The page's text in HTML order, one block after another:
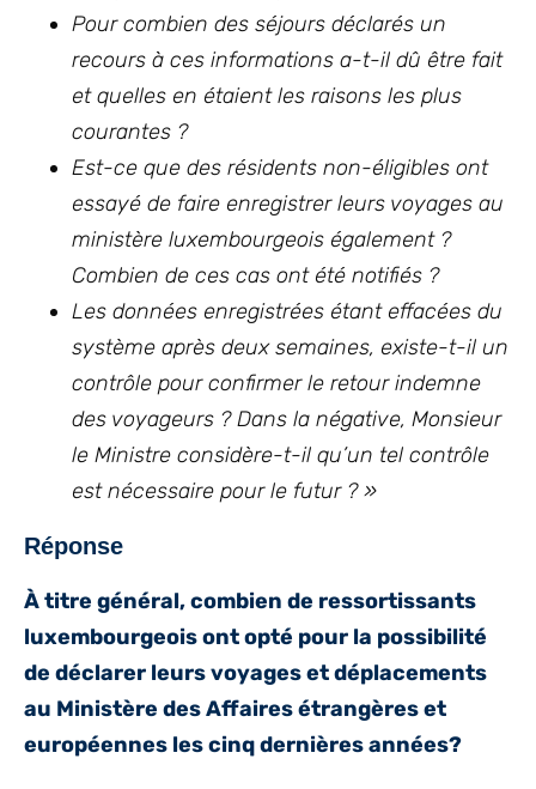
Pour combien des séjours déclarés un
recours à ces informations a-t-il dû être fait
et quelles en étaient les raisons les plus
courantes ?
Est-ce que des résidents non-éligibles ont
essayé de faire enregistrer leurs voyages au
ministère luxembourgeois également ?
Combien de ces cas ont été notifiés ?
Les données enregistrées étant effacées du
système après deux semaines, existe-t-il un
contrôle pour confirmer le retour indemne
des voyageurs ? Dans la négative, Monsieur
le Ministre considère-t-il qu’un tel contrôle
est nécessaire pour le futur ? »
Réponse
À titre général, combien de ressortissants
luxembourgeois ont opté pour la possibilité
de déclarer leurs voyages et déplacements
au Ministère des Affaires étrangères et
européennes les cinq dernières années?